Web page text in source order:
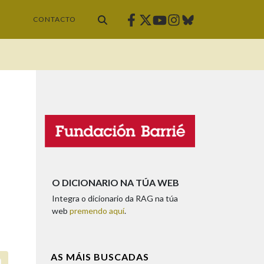
CONTACTO Facebook
Twitter
Youtube
Instagram
Bluesky
O DICIONARIO NA TÚA WEB
Integra o dicionario da RAG na túa
web premendo aquí.
AS MÁIS BUSCADAS